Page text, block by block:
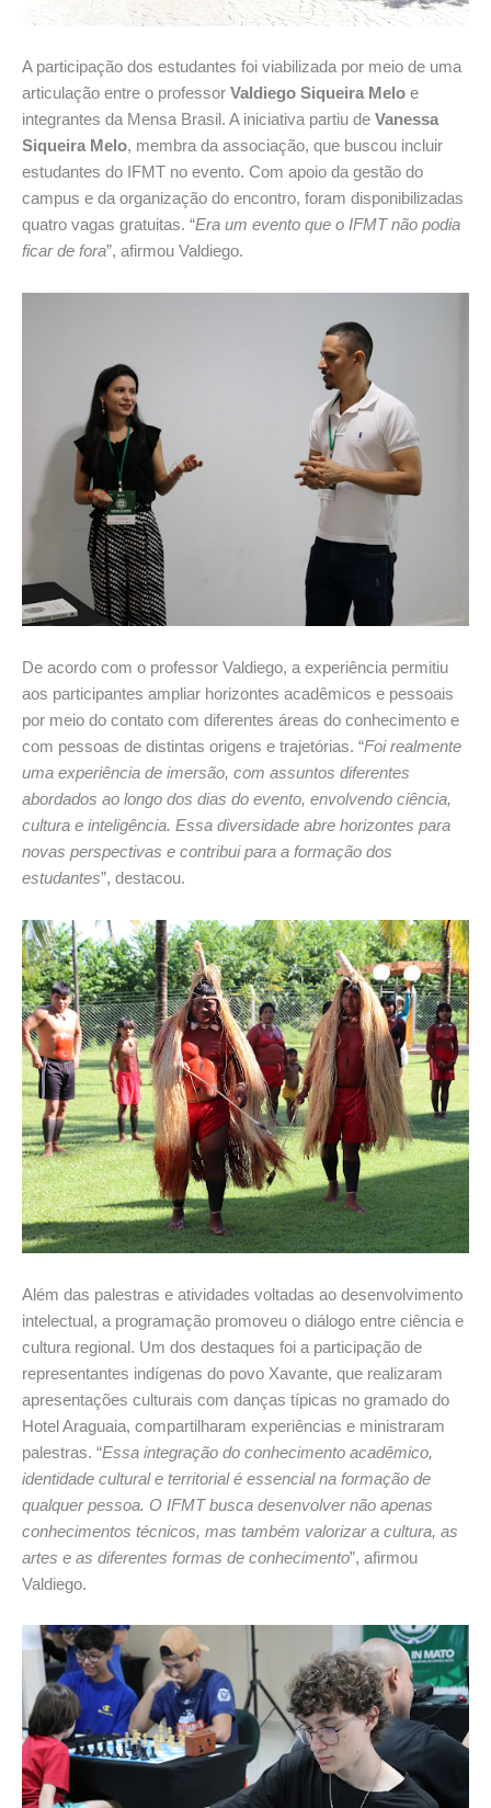
A participação dos estudantes foi viabilizada por meio de uma
articulação entre o professor Valdiego Siqueira Melo e
integrantes da Mensa Brasil. A iniciativa partiu de Vanessa
Siqueira Melo, membra da associação, que buscou incluir
estudantes do IFMT no evento. Com apoio da gestão do
campus e da organização do encontro, foram disponibilizadas
quatro vagas gratuitas. “Era um evento que o IFMT não podia
ficar de fora”, afirmou Valdiego.
De acordo com o professor Valdiego, a experiência permitiu
aos participantes ampliar horizontes acadêmicos e pessoais
por meio do contato com diferentes áreas do conhecimento e
com pessoas de distintas origens e trajetórias. “Foi realmente
uma experiência de imersão, com assuntos diferentes
abordados ao longo dos dias do evento, envolvendo ciência,
cultura e inteligência. Essa diversidade abre horizontes para
novas perspectivas e contribui para a formação dos
estudantes”, destacou.
Além das palestras e atividades voltadas ao desenvolvimento
intelectual, a programação promoveu o diálogo entre ciência e
cultura regional. Um dos destaques foi a participação de
representantes indígenas do povo Xavante, que realizaram
apresentações culturais com danças típicas no gramado do
Hotel Araguaia, compartilharam experiências e ministraram
palestras. “Essa integração do conhecimento acadêmico,
identidade cultural e territorial é essencial na formação de
qualquer pessoa. O IFMT busca desenvolver não apenas
conhecimentos técnicos, mas também valorizar a cultura, as
artes e as diferentes formas de conhecimento”, afirmou
Valdiego.